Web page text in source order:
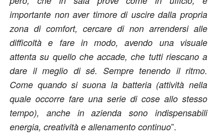
importante non aver timore di uscire dalla propria
zona di comfort, cercare di non arrendersi alle
difficoltà e fare in modo, avendo una visuale
attenta su quello che accade, che tutti riescano a
dare il meglio di sé. Sempre tenendo il ritmo.
Come quando si suona la batteria (attività nella
quale occorre fare una serie di cose allo stesso
tempo), anche in azienda sono indispensabili
energia, creatività e allenamento continuo”.